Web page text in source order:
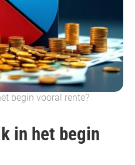
begin vooral rente?
in het begin